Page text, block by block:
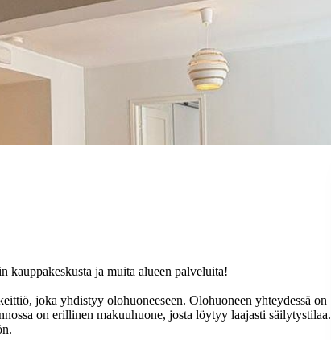
kauppakeskusta ja muita alueen palveluita!
joka yhdistyy olohuoneeseen. Olohuoneen yhteydessä on
on erillinen makuuhuone, josta löytyy laajasti säilytystilaa.